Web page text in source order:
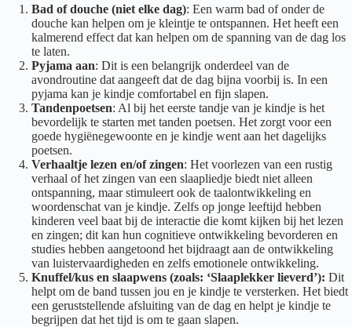
Bad of douche (niet elke dag): Een warm bad of onder de
douche kan helpen om je kleintje te ontspannen. Het heeft een
kalmerend effect dat kan helpen om de spanning van de dag los
te laten.
Pyjama aan: Dit is een belangrijk onderdeel van de
avondroutine dat aangeeft dat de dag bijna voorbij is. In een
pyjama kan je kindje comfortabel en fijn slapen.
Tandenpoetsen: Al bij het eerste tandje van je kindje is het
bevordelijk te starten met tanden poetsen. Het zorgt voor een
goede hygiënegewoonte en je kindje went aan het dagelijks
poetsen.
Verhaaltje lezen en/of zingen: Het voorlezen van een rustig
verhaal of het zingen van een slaapliedje biedt niet alleen
ontspanning, maar stimuleert ook de taalontwikkeling en
woordenschat van je kindje. Zelfs op jonge leeftijd hebben
kinderen veel baat bij de interactie die komt kijken bij het lezen
en zingen; dit kan hun cognitieve ontwikkeling bevorderen en
studies hebben aangetoond het bijdraagt aan de ontwikkeling
van luistervaardigheden en zelfs emotionele ontwikkeling.
Knuffel/kus en slaapwens (zoals: ‘Slaaplekker lieverd’): Dit
helpt om de band tussen jou en je kindje te versterken. Het biedt
een geruststellende afsluiting van de dag en helpt je kindje te
begrijpen dat het tijd is om te gaan slapen.